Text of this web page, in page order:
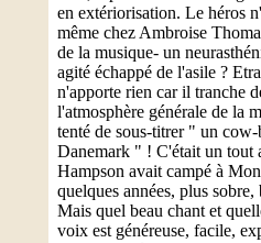
en extériorisation. Le héros
même chez Ambroise
de la musique- un
agité échappé de l'asile ?
n'apporte rien car il tranche
l'atmosphère générale de la
tenté de sous-titrer " un
Danemark " ! C'était un tout
Hampson avait campé à
quelques années, plus
Mais quel beau chant et
voix est généreuse, facile,